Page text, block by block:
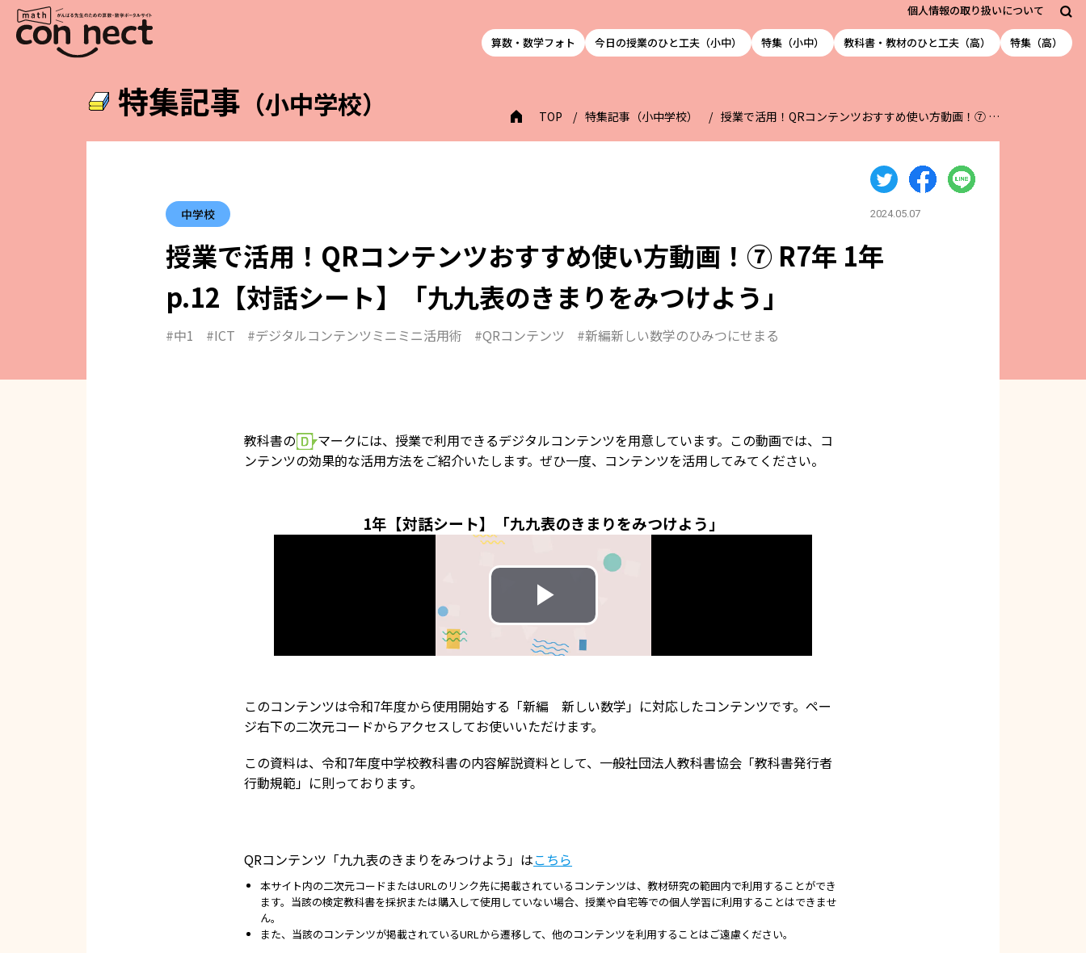
個人情報の取り扱いについて
算数・数学フォト 今日の授業のひと工夫（小中） 特集（小中） 教科書・教材のひと工夫（高） 特集（高）
特集記事 （小中学校） TOP 特集記事（小中学校） 授業で活用！QRコンテンツおすすめ使い方動画！⑦ …
中学校 2024.05.07
授業で活用！QRコンテンツおすすめ使い方動画！⑦ R7年 1年
p.12【対話シート】「九九表のきまりをみつけよう」
#中1 #ICT #デジタルコンテンツミニミニ活用術 #QRコンテンツ #新編新しい数学のひみつにせまる
教科書の
マークには、授業で利用できるデジタルコンテンツを用意しています。この動画では、コ
ンテンツの効果的な活用方法をご紹介いたします。ぜひ一度、コンテンツを活用してみてください。
1年【対話シート】「九九表のきまりをみつけよう」
このコンテンツは令和7年度から使用開始する「新編 新しい数学」に対応したコンテンツです。ペー
ジ右下の二次元コードからアクセスしてお使いいただけます。
この資料は、令和7年度中学校教科書の内容解説資料として、一般社団法人教科書協会「教科書発行者
行動規範」に則っております。
QRコンテンツ「九九表のきまりをみつけよう」はこちら
本サイト内の二次元コードまたはURLのリンク先に掲載されているコンテンツは、教材研究の範囲内で利用することができ
ます。当該の検定教科書を採択または購入して使用していない場合、授業や自宅等での個人学習に利用することはできませ
ん。
また、当該のコンテンツが掲載されているURLから遷移して、他のコンテンツを利用することはご遠慮ください。